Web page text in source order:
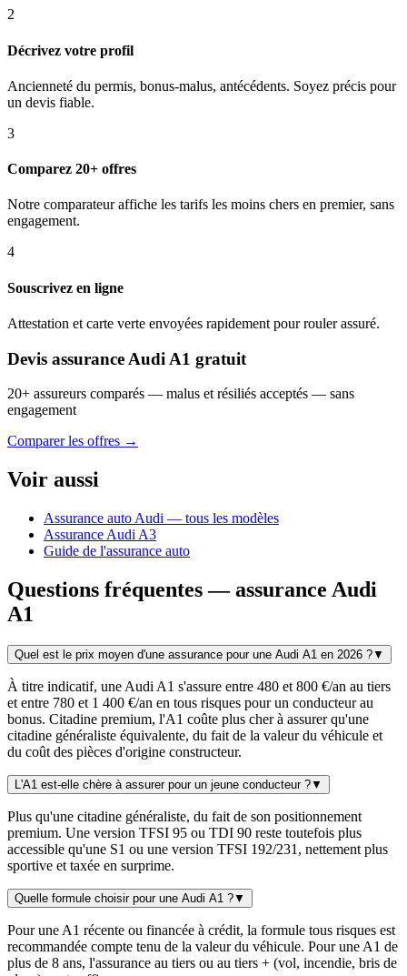
2
Décrivez votre profil
Ancienneté du permis, bonus-malus, antécédents. Soyez précis pour
un devis fiable.
3
Comparez 20+ offres
Notre comparateur affiche les tarifs les moins chers en premier, sans
engagement.
4
Souscrivez en ligne
Attestation et carte verte envoyées rapidement pour rouler assuré.
Devis assurance Audi A1 gratuit
20+ assureurs comparés — malus et résiliés acceptés — sans
engagement
Comparer les offres →
Voir aussi
Assurance auto Audi — tous les modèles
Assurance Audi A3
Guide de l'assurance auto
Questions fréquentes — assurance Audi
A1
Quel est le prix moyen d'une assurance pour une Audi A1 en 2026 ?▼
À titre indicatif, une Audi A1 s'assure entre 480 et 800 €/an au tiers
et entre 780 et 1 400 €/an en tous risques pour un conducteur au
bonus. Citadine premium, l'A1 coûte plus cher à assurer qu'une
citadine généraliste équivalente, du fait de la valeur du véhicule et
du coût des pièces d'origine constructeur.
L'A1 est-elle chère à assurer pour un jeune conducteur ?▼
Plus qu'une citadine généraliste, du fait de son positionnement
premium. Une version TFSI 95 ou TDI 90 reste toutefois plus
accessible qu'une S1 ou une version TFSI 192/231, nettement plus
sportive et taxée en surprime.
Quelle formule choisir pour une Audi A1 ?▼
Pour une A1 récente ou financée à crédit, la formule tous risques est
recommandée compte tenu de la valeur du véhicule. Pour une A1 de
plus de 8 ans, l'assurance au tiers ou au tiers + (vol, incendie, bris de